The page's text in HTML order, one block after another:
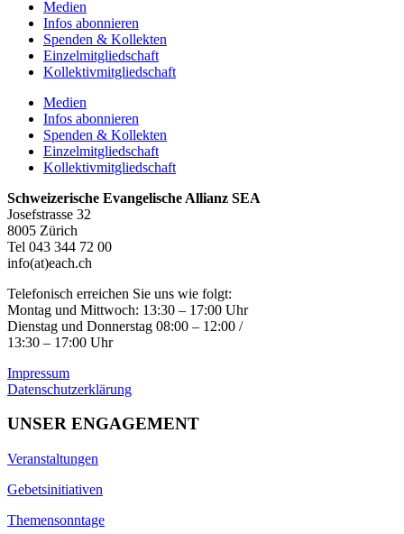
Medien
Infos abonnieren
Spenden & Kollekten
Einzelmitgliedschaft
Kollektivmitgliedschaft
Medien
Infos abonnieren
Spenden & Kollekten
Einzelmitgliedschaft
Kollektivmitgliedschaft
Schweizerische Evangelische Allianz SEA
Josefstrasse 32
8005 Zürich
Tel 043 344 72 00
info(at)each.ch
Telefonisch erreichen Sie uns wie folgt:
Montag und Mittwoch: 13:30 – 17:00 Uhr
Dienstag und Donnerstag 08:00 – 12:00 /
13:30 – 17:00 Uhr
Impressum
Datenschutzerklärung
UNSER ENGAGEMENT
Veranstaltungen
Gebetsinitiativen
Themensonntage